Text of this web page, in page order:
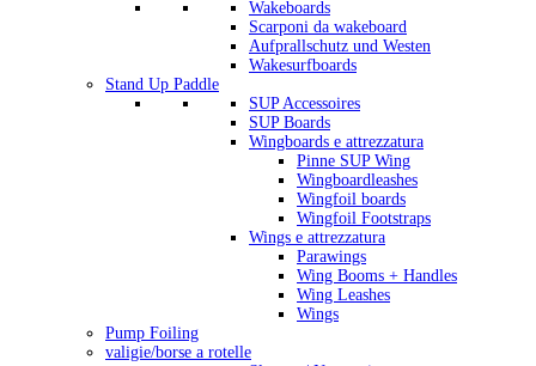
Wakeboards
Scarponi da wakeboard
Aufprallschutz und Westen
Wakesurfboards
Stand Up Paddle
SUP Accessoires
SUP Boards
Wingboards e attrezzatura
Pinne SUP Wing
Wingboardleashes
Wingfoil boards
Wingfoil Footstraps
Wings e attrezzatura
Parawings
Wing Booms + Handles
Wing Leashes
Wings
Pump Foiling
valigie/borse a rotelle